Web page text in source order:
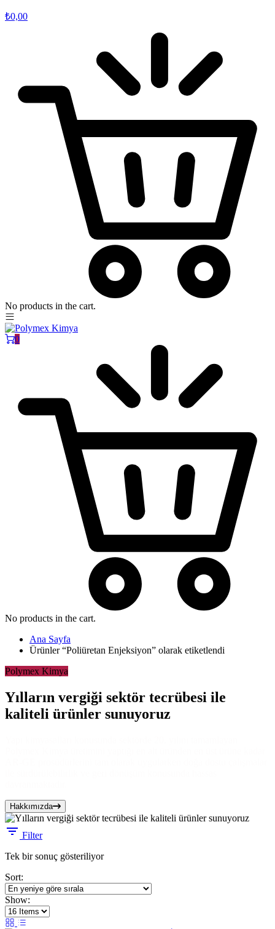
₺0,00
No products in the cart.
0
No products in the cart.
Ana Sayfa
Ürünler “Poliüretan Enjeksiyon” olarak etiketlendi
Polymex Kimya
Yılların vergiği sektör tecrübesi ile
kaliteli ürünler sunuyoruz
Hakkımızda
Filter
Tek bir sonuç gösteriliyor
Sort:
Show: